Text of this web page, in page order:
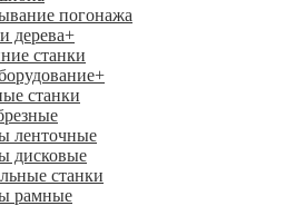
погонажа
дерева+
станки
+
станки
ленточные
дисковые
станки
рамные